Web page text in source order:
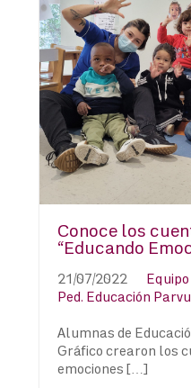
Conoce los
“Educando
21/07/2022
Ped. Educación
Alumnas de
Gráfico crearon los
emociones […]